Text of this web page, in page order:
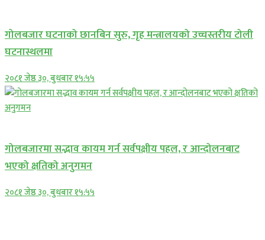
गोलबजार घटनाको छानबिन सुरु, गृह मन्त्रालयको उच्चस्तरीय टोली
घटनास्थलमा
२०८१ जेष्ठ ३०, बुधबार १५:५५
गोलबजारमा सद्भाव कायम गर्न सर्वपक्षीय पहल, र आन्दोलनबाट
भएको क्षतिको अनुगमन
२०८१ जेष्ठ ३०, बुधबार १५:५५